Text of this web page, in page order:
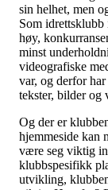
sin helhet, men
Som idrettsklubb
høy,
minst
videografiske
var, og derfor
tekster, bilder og
Og der er
hjemmeside kan
være seg viktig
klubbspesifikk
utvikling,